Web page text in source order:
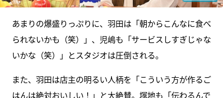
あまりの爆盛りっぷりに、羽田は「朝からこんなに食べ
られないかも（笑）」、児嶋も「サービスしすぎじゃな
いかな（笑）」とスタジオは圧倒される。
また、羽田は店主の明るい人柄を「こういう方が作るご
はんは絶対おいしい！」と大絶賛。塚地も「伝わるんで